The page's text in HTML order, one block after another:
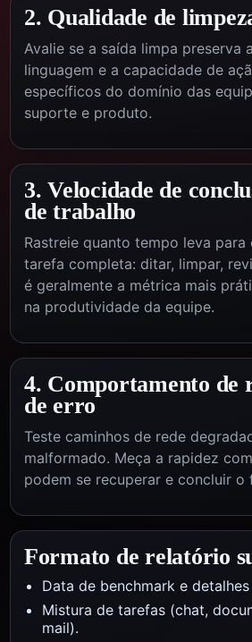
2. Qualidade de
Avalie se a saída limpa preserva
linguagem e a capacidade de
específicos do domínio das
suporte e produto.
3. Velocidade de
de trabalho
Rastreie quanto tempo leva para
tarefa completa: ditar, limpar,
é geralmente a métrica mais
na produtividade da equipe.
4. Comportamento de
de erro
Teste caminhos de rede
malformado. Meça a rapidez
podem se recuperar e concluir o
Formato de relatório
Data de benchmark e
Mistura de tarefas (chat,
mail).